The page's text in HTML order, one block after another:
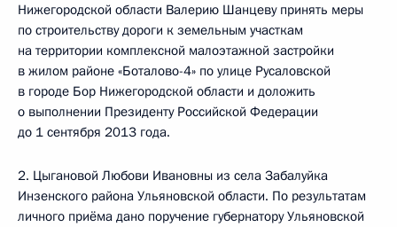
Нижегородской области Валерию Шанцеву принять меры
по строительству дороги к земельным участкам
на территории комплексной малоэтажной застройки
в жилом районе «Боталово-4» по улице Русаловской
в городе Бор Нижегородской области и доложить
о выполнении Президенту Российской Федерации
до 1 сентября 2013 года.
2. Цыгановой Любови Ивановны из села Забалуйка
Инзенского района Ульяновской области. По результатам
личного приёма дано поручение губернатору Ульяновской